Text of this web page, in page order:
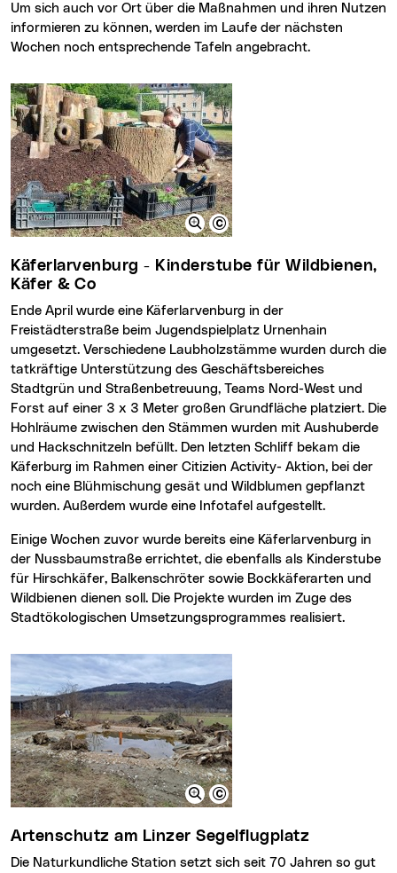
Um sich auch vor Ort über die Maßnahmen und ihren Nutzen
informieren zu können, werden im Laufe der nächsten
Wochen noch entsprechende Tafeln angebracht.
Käferlarvenburg - Kinderstube für Wildbienen,
Käfer & Co
Ende April wurde eine Käferlarvenburg in der
Freistädterstraße beim Jugendspielplatz Urnenhain
umgesetzt. Verschiedene Laubholzstämme wurden durch die
tatkräftige Unterstützung des Geschäftsbereiches
Stadtgrün und Straßenbetreuung, Teams Nord-West und
Forst auf einer 3 x 3 Meter großen Grundfläche platziert. Die
Hohlräume zwischen den Stämmen wurden mit Aushuberde
und Hackschnitzeln befüllt. Den letzten Schliff bekam die
Käferburg im Rahmen einer Citizien Activity- Aktion, bei der
noch eine Blühmischung gesät und Wildblumen gepflanzt
wurden. Außerdem wurde eine Infotafel aufgestellt.
Einige Wochen zuvor wurde bereits eine Käferlarvenburg in
der Nussbaumstraße errichtet, die ebenfalls als Kinderstube
für Hirschkäfer, Balkenschröter sowie Bockkäferarten und
Wildbienen dienen soll. Die Projekte wurden im Zuge des
Stadtökologischen Umsetzungsprogrammes realisiert.
Artenschutz am Linzer Segelflugplatz
Die Naturkundliche Station setzt sich seit 70 Jahren so gut